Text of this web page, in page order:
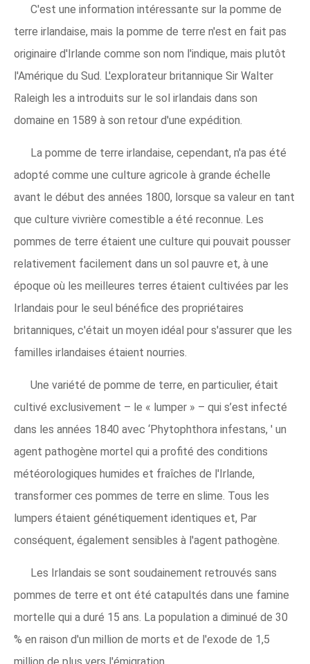
C'est une information intéressante sur la pomme de
terre irlandaise, mais la pomme de terre n'est en fait pas
originaire d'Irlande comme son nom l'indique, mais plutôt
l'Amérique du Sud. L'explorateur britannique Sir Walter
Raleigh les a introduits sur le sol irlandais dans son
domaine en 1589 à son retour d'une expédition.
La pomme de terre irlandaise, cependant, n'a pas été
adopté comme une culture agricole à grande échelle
avant le début des années 1800, lorsque sa valeur en tant
que culture vivrière comestible a été reconnue. Les
pommes de terre étaient une culture qui pouvait pousser
relativement facilement dans un sol pauvre et, à une
époque où les meilleures terres étaient cultivées par les
Irlandais pour le seul bénéfice des propriétaires
britanniques, c'était un moyen idéal pour s'assurer que les
familles irlandaises étaient nourries.
Une variété de pomme de terre, en particulier, était
cultivé exclusivement – ​​le « lumper » – qui s’est infecté
dans les années 1840 avec ‘Phytophthora infestans, ' un
agent pathogène mortel qui a profité des conditions
météorologiques humides et fraîches de l'Irlande,
transformer ces pommes de terre en slime. Tous les
lumpers étaient génétiquement identiques et, Par
conséquent, également sensibles à l'agent pathogène.
Les Irlandais se sont soudainement retrouvés sans
pommes de terre et ont été catapultés dans une famine
mortelle qui a duré 15 ans. La population a diminué de 30
% en raison d'un million de morts et de l'exode de 1,5